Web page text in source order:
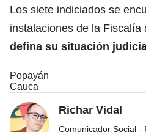
Los siete indiciados se
instalaciones de la Fiscalía
defina su situación
Popayán
Cauca
Richar Vidal
Comunicador Social -